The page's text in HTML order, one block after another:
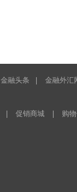
金融头条 金融外汇
促销商城 购